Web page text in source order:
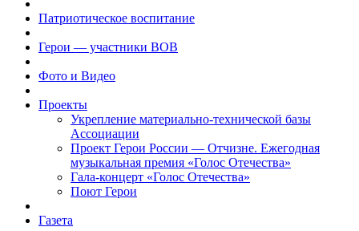
Патриотическое воспитание
Герои — участники ВОВ
Фото и Видео
Проекты
Укрепление материально-технической базы
Ассоциации
Проект Герои России — Отчизне. Ежегодная
музыкальная премия «Голос Отечества»
Гала-концерт «Голос Отечества»
Поют Герои
Газета